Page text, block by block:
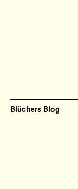
Blüchers Blog